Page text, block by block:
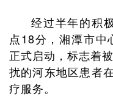
经过半年的积
点18分，湘潭市中
正式启动，标志着
扰的河东地区患者
疗服务。